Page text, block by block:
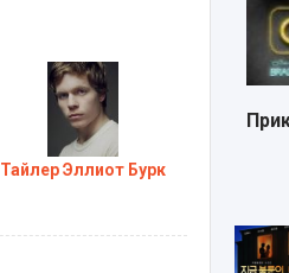
Тайлер Эллиот Бурк